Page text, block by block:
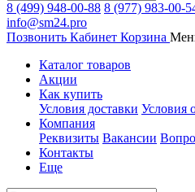
8 (499) 948-00-88 8 (977) 983-00-
info@sm24.pro
Позвонить Кабинет Корзина
Каталог товаров
Акции
Как купить
Условия доставки Условия
Компания
Реквизиты Вакансии
Контакты
Еще